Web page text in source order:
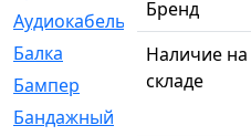
Аудиокабель
Балка
[58]
Бампер
[137]
Бандажный
Бренд
Наличие на
складе